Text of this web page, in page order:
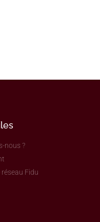
nous ?
réseau Fidu